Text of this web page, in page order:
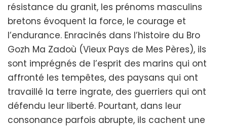
résistance du granit, les prénoms masculins
bretons évoquent la force, le courage et
l’endurance. Enracinés dans l’histoire du Bro
Gozh Ma Zadoù (Vieux Pays de Mes Pères), ils
sont imprégnés de l’esprit des marins qui ont
affronté les tempêtes, des paysans qui ont
travaillé la terre ingrate, des guerriers qui ont
défendu leur liberté. Pourtant, dans leur
consonance parfois abrupte, ils cachent une